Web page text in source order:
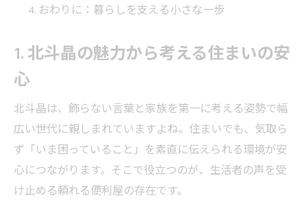
おわりに：暮らしを支える小さな一歩
1. 北斗晶の魅力から考える住まいの安
心
北斗晶は、飾らない言葉と家族を第一に考える姿勢で幅
広い世代に親しまれていますよね。住まいでも、気取ら
ず「いま困っていること」を素直に伝えられる環境が安
心につながります。そこで役立つのが、生活者の声を受
け止める頼れる便利屋の存在です。